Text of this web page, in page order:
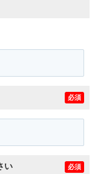
必須
い 必須